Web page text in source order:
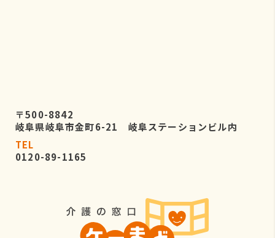
〒500-8842
岐阜県岐阜市金町6-21 岐阜ステーションビル内
TEL
0120-89-1165